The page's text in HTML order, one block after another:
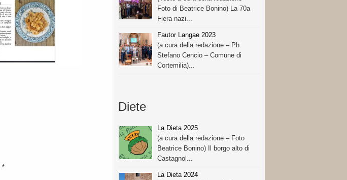
*
Foto di Beatrice Bonino) La 70a
Fiera nazi...
Fautor Langae 2023
(a cura della redazione – Ph
Stefano Cencio – Comune di
Cortemilia)...
Diete
La Dieta 2025
(a cura della redazione – Foto
Beatrice Bonino) Il borgo alto di
Castagnol...
La Dieta 2024